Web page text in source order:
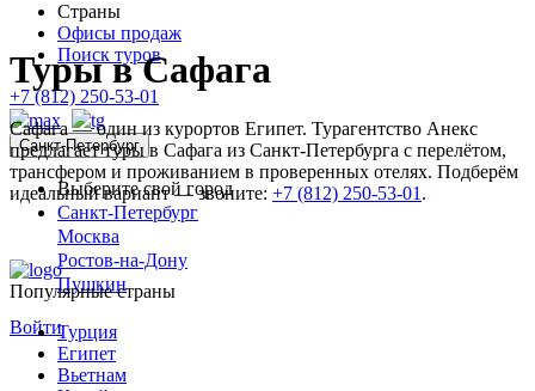
Страны
Офисы продаж
Поиск туров
+7 (812) 250-53-01
Санкт-Петербург
Выберите свой город
Санкт-Петербург
Москва
Ростов-на-Дону
Пушкин
Войти
Туры в Сафага
Сафага — один из курортов Египет. Турагентство Анекс
предлагает туры в Сафага из Санкт-Петербурга с перелётом,
трансфером и проживанием в проверенных отелях. Подберём
идеальный вариант — звоните: +7 (812) 250-53-01 .
Популярные страны
Турция
Египет
Вьетнам